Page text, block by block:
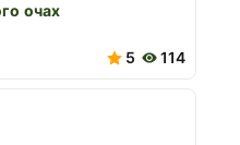
5 114
очах